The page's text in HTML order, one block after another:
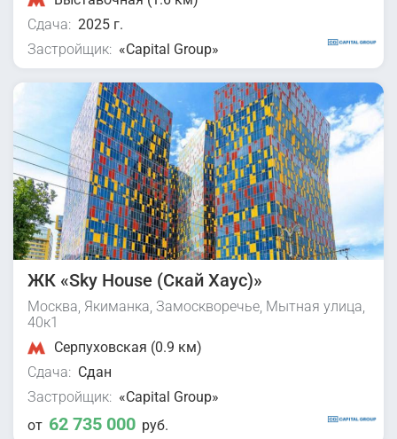
Сдача: 2025 г.
Застройщик: «Capital Group»
ЖК «Sky House (Скай Хаус)»
Москва, Якиманка, Замоскворечье, Мытная улица,
40к1
Серпуховская (0.9 км)
Сдача: Сдан
Застройщик: «Capital Group»
от 62 735 000 руб.